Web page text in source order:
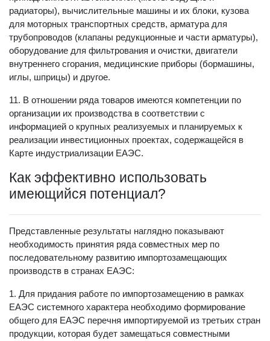
радиаторы), вычислительные машины и их блоки, кузова
для моторных транспортных средств, арматура для
трубопроводов (клапаны редукционные и части арматуры),
оборудование для фильтрования и очистки, двигатели
внутреннего сгорания, медицинские приборы (бормашины,
иглы, шприцы) и другое.
11. В отношении ряда товаров имеются компетенции по
организации их производства в соответствии с
информацией о крупных реализуемых и планируемых к
реализации инвестиционных проектах, содержащейся в
Карте индустриализации ЕАЭС.
Как эффективно использовать
имеющийся потенциал?
Представленные результаты наглядно показывают
необходимость принятия ряда совместных мер по
последовательному развитию импортозамещающих
производств в странах ЕАЭС:
1. Для придания работе по импортозамещению в рамках
ЕАЭС системного характера необходимо формирование
общего для ЕАЭС перечня импортируемой из третьих стран
продукции, которая будет замещаться совместными